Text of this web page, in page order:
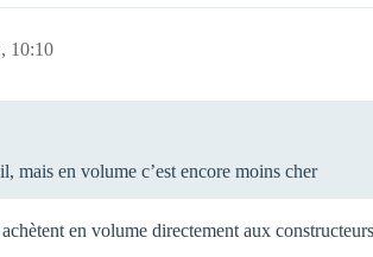
10:10
mais en volume c’est encore moins cher
en volume directement aux